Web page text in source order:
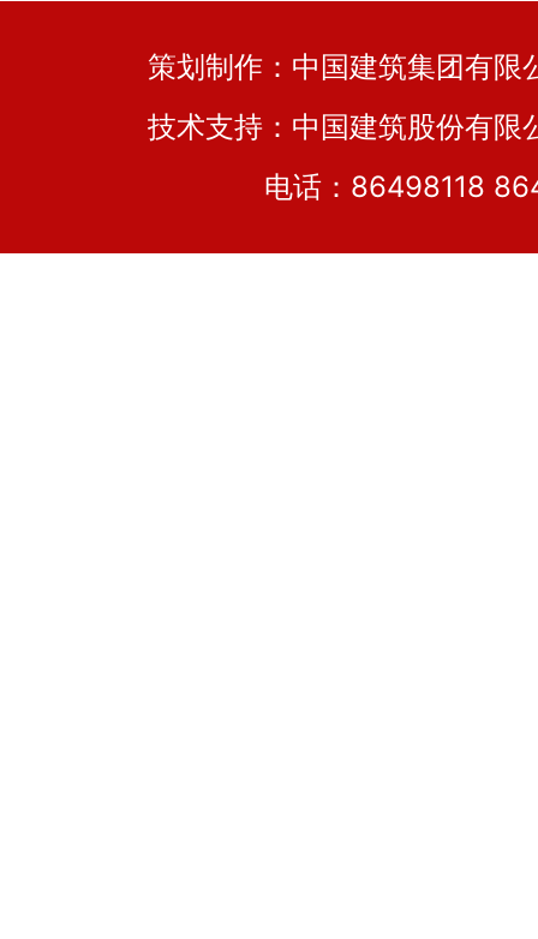
策划制作：中国建筑集团有
技术支持：中国建筑股份有限
电话：86498118